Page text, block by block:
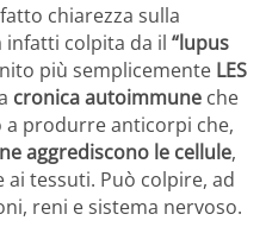
chiarezza sulla
infatti colpita da il “lupus
più semplicemente LES
cronica autoimmune che
produrre anticorpi che,
aggrediscono le cellule,
tessuti. Può colpire, ad
reni e sistema nervoso.